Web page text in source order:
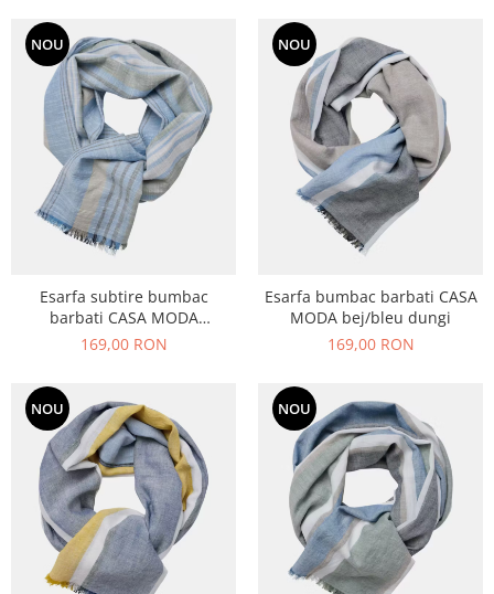
NOU
Esarfa subtire bumbac
barbati CASA MODA
bleu/verde dungi
169,00 RON
NOU
Esarfa bumbac barbati CASA
MODA bej/bleu dungi
169,00 RON
NOU NOU